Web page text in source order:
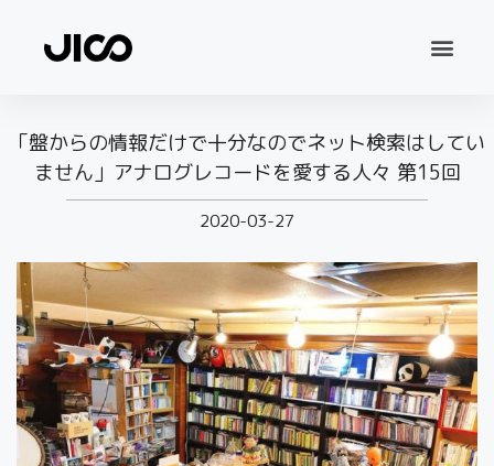
「盤からの情報だけで十分なのでネット検索はしてい
ません」アナログレコードを愛する人々 第15回
2020-03-27